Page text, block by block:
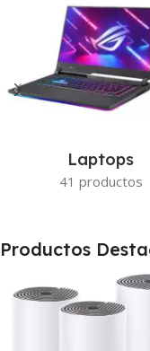
Ver Más
Laptops
41 productos
Productos